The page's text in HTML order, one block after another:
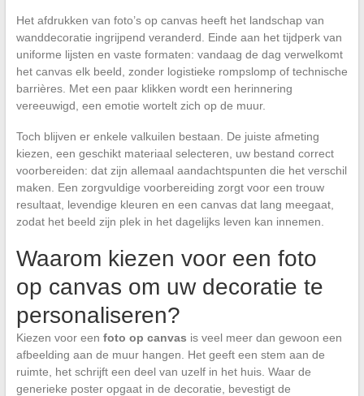
Het afdrukken van foto’s op canvas heeft het landschap van
wanddecoratie ingrijpend veranderd. Einde aan het tijdperk van
uniforme lijsten en vaste formaten: vandaag de dag verwelkomt
het canvas elk beeld, zonder logistieke rompslomp of technische
barrières. Met een paar klikken wordt een herinnering
vereeuwigd, een emotie wortelt zich op de muur.
Toch blijven er enkele valkuilen bestaan. De juiste afmeting
kiezen, een geschikt materiaal selecteren, uw bestand correct
voorbereiden: dat zijn allemaal aandachtspunten die het verschil
maken. Een zorgvuldige voorbereiding zorgt voor een trouw
resultaat, levendige kleuren en een canvas dat lang meegaat,
zodat het beeld zijn plek in het dagelijks leven kan innemen.
Waarom kiezen voor een foto
op canvas om uw decoratie te
personaliseren?
Kiezen voor een foto op canvas is veel meer dan gewoon een
afbeelding aan de muur hangen. Het geeft een stem aan de
ruimte, het schrijft een deel van uzelf in het huis. Waar de
generieke poster opgaat in de decoratie, bevestigt de